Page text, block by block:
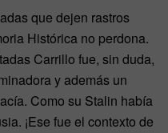
que dejen rastros
Histórica no perdona.
Carrillo fue, sin duda,
y además un
Como su Stalin había
¡Ese fue el contexto de